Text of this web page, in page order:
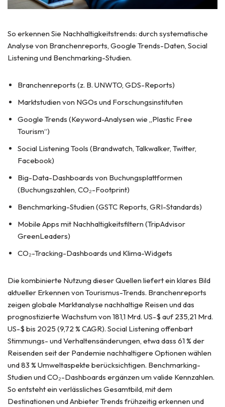
So erkennen Sie Nachhaltigkeitstrends: durch systematische
Analyse von Branchenreports, Google Trends-Daten, Social
Listening und Benchmarking-Studien.
Branchenreports (z. B. UNWTO, GDS-Reports)
Marktstudien von NGOs und Forschungsinstituten
Google Trends (Keyword-Analysen wie „Plastic Free
Tourism“)
Social Listening Tools (Brandwatch, Talkwalker, Twitter,
Facebook)
Big-Data-Dashboards von Buchungsplattformen
(Buchungszahlen, CO₂-Footprint)
Benchmarking-Studien (GSTC Reports, GRI-Standards)
Mobile Apps mit Nachhaltigkeitsfiltern (TripAdvisor
GreenLeaders)
CO₂-Tracking-Dashboards und Klima-Widgets
Die kombinierte Nutzung dieser Quellen liefert ein klares Bild
aktueller Erkennen von Tourismus-Trends. Branchenreports
zeigen globale Marktanalyse nachhaltige Reisen und das
prognostizierte Wachstum von 181,1 Mrd. US-$ auf 235,21 Mrd.
US-$ bis 2025 (9,72 % CAGR). Social Listening offenbart
Stimmungs- und Verhaltensänderungen, etwa dass 61 % der
Reisenden seit der Pandemie nachhaltigere Optionen wählen
und 83 % Umweltaspekte berücksichtigen. Benchmarking-
Studien und CO₂-Dashboards ergänzen um valide Kennzahlen.
So entsteht ein verlässliches Gesamtbild, mit dem
Destinationen und Anbieter Trends frühzeitig erkennen und